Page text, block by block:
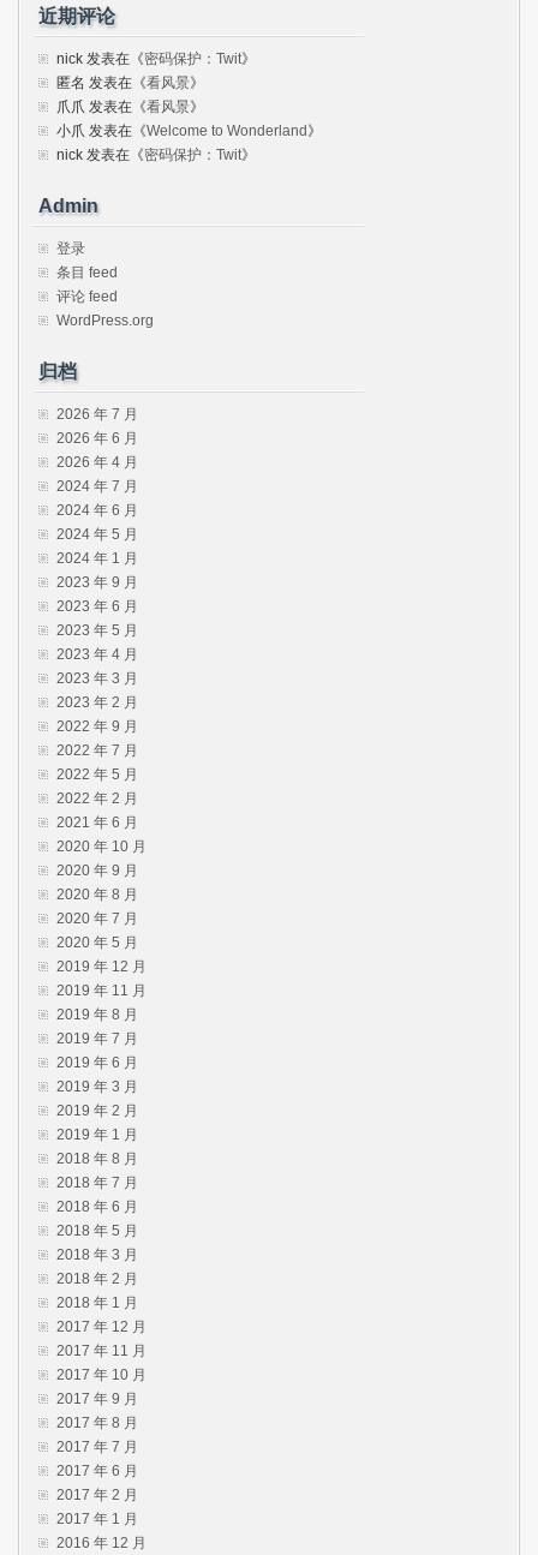
近期评论
nick 发表在《密码保护：Twit》
匿名 发表在《看风景》
爪爪 发表在《看风景》
小爪 发表在《Welcome to Wonderland 》
nick 发表在《密码保护：Twit》
Admin
登录
条目 feed
评论 feed
WordPress.org
归档
2026 年 7 月
2026 年 6 月
2026 年 4 月
2024 年 7 月
2024 年 6 月
2024 年 5 月
2024 年 1 月
2023 年 9 月
2023 年 6 月
2023 年 5 月
2023 年 4 月
2023 年 3 月
2023 年 2 月
2022 年 9 月
2022 年 7 月
2022 年 5 月
2022 年 2 月
2021 年 6 月
2020 年 10 月
2020 年 9 月
2020 年 8 月
2020 年 7 月
2020 年 5 月
2019 年 12 月
2019 年 11 月
2019 年 8 月
2019 年 7 月
2019 年 6 月
2019 年 3 月
2019 年 2 月
2019 年 1 月
2018 年 8 月
2018 年 7 月
2018 年 6 月
2018 年 5 月
2018 年 3 月
2018 年 2 月
2018 年 1 月
2017 年 12 月
2017 年 11 月
2017 年 10 月
2017 年 9 月
2017 年 8 月
2017 年 7 月
2017 年 6 月
2017 年 2 月
2017 年 1 月
2016 年 12 月